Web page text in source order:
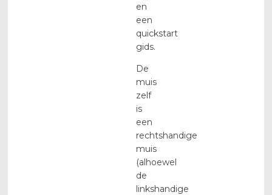
en
een
quickstart
gids.
De
muis
zelf
is
een
rechtshandige
muis
(alhoewel
de
linkshandige